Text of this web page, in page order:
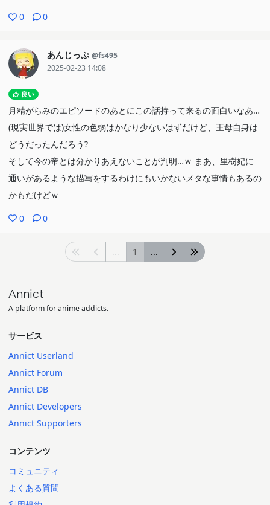
0 0
あんじっぷ @fs495
2025-02-23 14:08
良い
月精がらみのエピソードのあとにこの話持って来るの面白いなあ…
(現実世界では)女性の色弱はかなり少ないはずだけど、王母自身は
どうだったんだろう?
そして今の帝とは分かりあえないことが判明…ｗ まあ、里樹妃に
通いがあるような描写をするわけにもいかないメタな事情もあるの
かもだけどｗ
0 0
... 1 ...
Annict
A platform for anime addicts.
サービス
Annict Userland
Annict Forum
Annict DB
Annict Developers
Annict Supporters
コンテンツ
コミュニティ
よくある質問